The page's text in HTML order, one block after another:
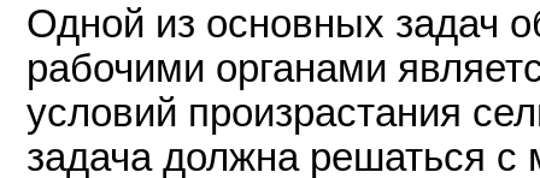
Одной из основных задач
рабочими органами
условий произрастания
задача должна решаться